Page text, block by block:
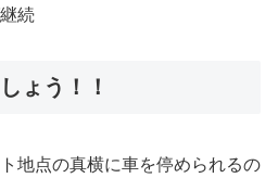
続
ょう！！
地点の真横に車を停められるの